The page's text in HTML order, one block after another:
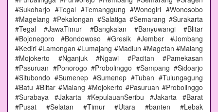
#Sukoharjo #Tegal #Temanggung #Wonogiri #Wonosobo
#Magelang #Pekalongan #Salatiga #Semarang #Surakarta
#Tegal #JawaTimur #Bangkalan #Banyuwangi #Blitar
#Bojonegoro #Bondowoso #Gresik #Jember #Jombang
#Kediri #Lamongan #Lumajang #Madiun #Magetan #Malang
#Mojokerto #Nganjuk #Ngawi #Pacitan #Pamekasan
#Pasuruan #Ponorogo #Probolinggo #Sampang #Sidoarjo
#Situbondo #Sumenep #Sumenep #Tuban #Tulungagung
#Batu #Blitar #Malang #Mojokerto #Pasuruan #Probolinggo
#Surabaya #Jakarta #KepulauanSeribu #Jakarta #Barat
#Pusat #Selatan #Timur #Utara #banten #Lebak